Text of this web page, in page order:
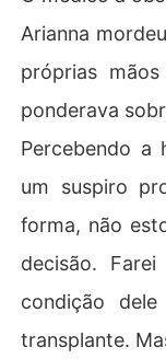
Arianna
próprias
ponderava
Percebendo a
um suspiro
forma, não
decisão.
condição
transplante.